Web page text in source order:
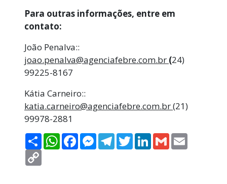
Para outras informações, entre em
contato:
João Penalva::
joao.penalva@agenciafebre.com.br (24)
99225-8167
Kátia Carneiro::
katia.carneiro@agenciafebre.com.br(21)
99978-2881
Compartilhar
WhatsApp
FacebookMessenger
Telegram
TwitterLinkedIn
Gmail
Copy